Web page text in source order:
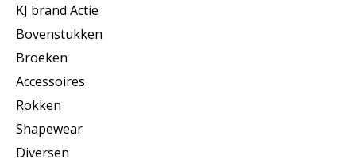
KJ brand Actie
Bovenstukken
Broeken
Accessoires
Rokken
Shapewear
Diversen